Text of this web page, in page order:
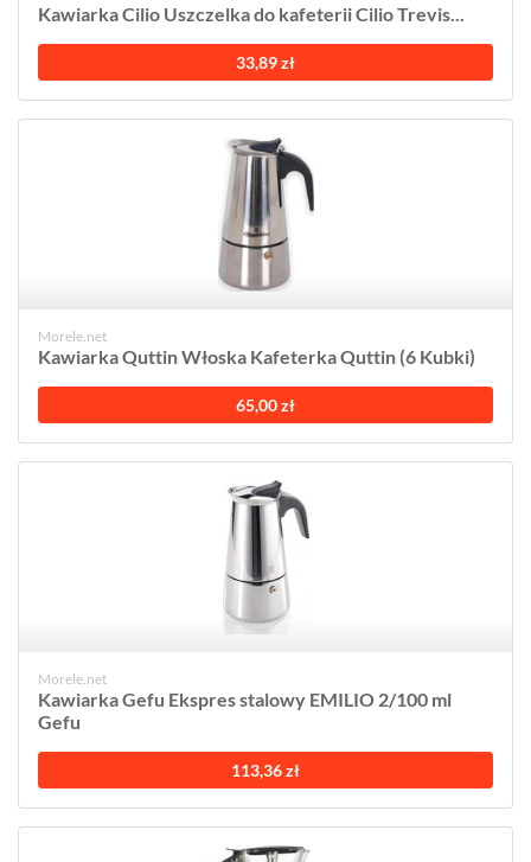
Kawiarka Cilio Uszczelka do kafeterii Cilio Trevis...
33,89 zł
Morele.net
Kawiarka Quttin Włoska Kafeterka Quttin (6 Kubki)
65,00 zł
Morele.net
Kawiarka Gefu Ekspres stalowy EMILIO 2/100 ml
Gefu
113,36 zł